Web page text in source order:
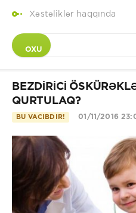
Xəstəliklər haqqında
OXU
BEZDİRİCİ
QURTULAQ?
BU VACIBDIR! 01/11/2016